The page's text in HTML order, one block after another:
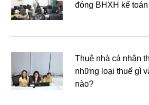
đóng BHXH kế
Thuê nhà cá nhân
những loại thuế gì
nào?